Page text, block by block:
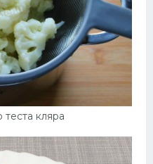
кляра